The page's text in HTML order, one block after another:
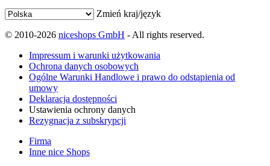
Zmień kraj/język
© 2010-2026 niceshops GmbH - All rights reserved.
Impressum i warunki użytkowania
Ochrona danych osobowych
Ogólne Warunki Handlowe i prawo do odstąpienia od
umowy
Deklaracja dostępności
Ustawienia ochrony danych
Rezygnacja z subskrypcji
Firma
Inne nice Shops